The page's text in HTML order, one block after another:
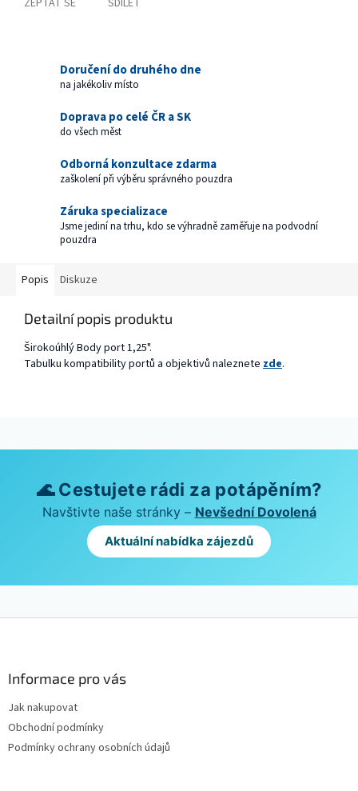
ZEPTAT SE SDÍLET
Doručení do druhého dne
na jakékoliv místo
Doprava po celé ČR a SK
do všech měst
Odborná konzultace zdarma
zaškolení při výběru správného pouzdra
Záruka specializace
Jsme jediní na trhu, kdo se výhradně zaměřuje na podvodní
pouzdra
Popis Diskuze
Detailní popis produktu
Širokoúhlý Body port 1,25".
Tabulku kompatibility portů a objektivů naleznete zde.
🌊 Cestujete rádi za potápěním?
Navštivte naše stránky – Nevšední Dovolená
Aktuální nabídka zájezdů
Informace pro vás
Jak nakupovat
Obchodní podmínky
Podmínky ochrany osobních údajů